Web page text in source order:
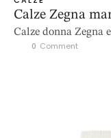
Calze Zegna
Calze donna Zegna
0 Comment